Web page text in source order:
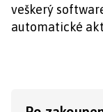
veškerý
automatické